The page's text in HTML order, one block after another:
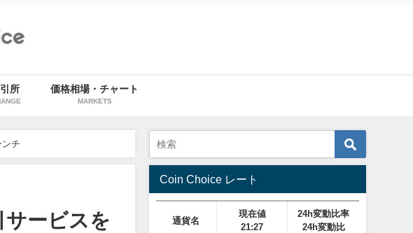
所 価格相場・チャート
MARKETS
チ
サービスを
Coin Choice レート
通貨名
現在値
21:27
24h変動比率
24h変動比